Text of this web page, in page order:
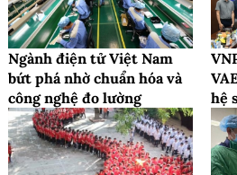
Ngành điện tử Việt Nam
bứt phá nhờ chuẩn hóa và
công nghệ đo lường
hệ